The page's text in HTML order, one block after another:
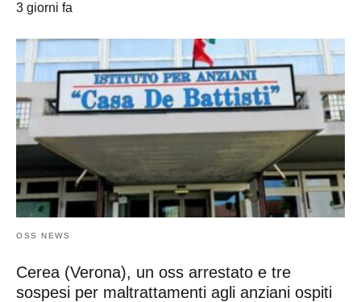
3 giorni fa
OSS NEWS
Cerea (Verona), un oss arrestato e tre
sospesi per maltrattamenti agli anziani ospiti